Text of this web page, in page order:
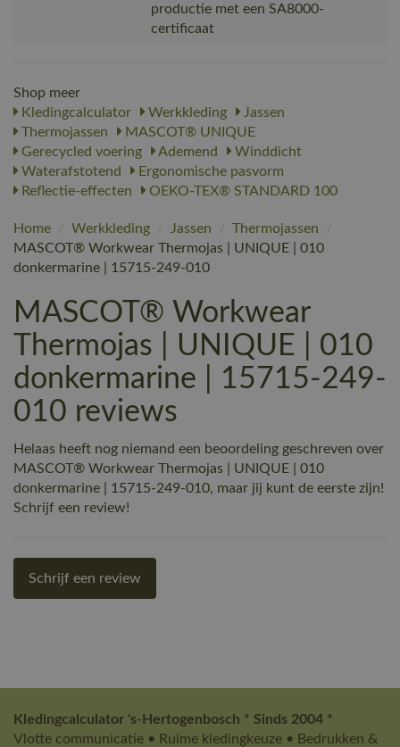
productie met een SA8000-
certificaat
Shop meer
Kledingcalculator
Werkkleding
Jassen
Thermojassen
MASCOT® UNIQUE
Gerecycled voering
Ademend
Winddicht
Waterafstotend
Ergonomische pasvorm
Reflectie-effecten
OEKO-TEX® STANDARD 100
Home / Werkkleding / Jassen / Thermojassen
/
MASCOT® Workwear Thermojas | UNIQUE | 010
donkermarine | 15715-249-010
MASCOT® Workwear
Thermojas | UNIQUE | 010
donkermarine | 15715-249-
010 reviews
Helaas heeft nog niemand een beoordeling geschreven over
MASCOT® Workwear Thermojas | UNIQUE | 010
donkermarine | 15715-249-010, maar jij kunt de eerste zijn!
Schrijf een review!
Schrijf een review
Kledingcalculator 's-Hertogenbosch * Sinds 2004 *
Vlotte communicatie • Ruime kledingkeuze • Bedrukken &